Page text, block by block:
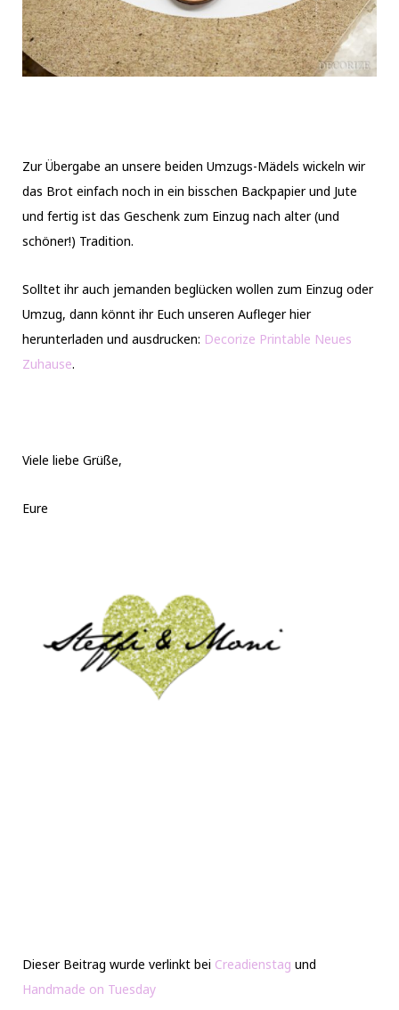
Zur Übergabe an unsere beiden Umzugs-Mädels wickeln wir
das Brot einfach noch in ein bisschen Backpapier und Jute
und fertig ist das Geschenk zum Einzug nach alter (und
schöner!) Tradition.
Solltet ihr auch jemanden beglücken wollen zum Einzug oder
Umzug, dann könnt ihr Euch unseren Aufleger hier
herunterladen und ausdrucken: Decorize Printable Neues
Zuhause.
Viele liebe Grüße,
Eure
Dieser Beitrag wurde verlinkt bei Creadienstag und
Handmade on Tuesday